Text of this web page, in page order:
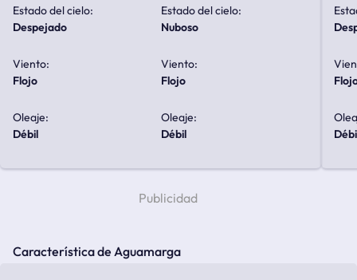
Estado del cielo:
despejado
Viento:
flojo
Oleaje:
débil
Estado del cielo:
nuboso
Viento:
flojo
Oleaje:
débil
Característica de Aguamarga